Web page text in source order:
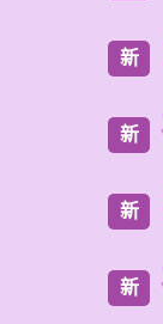
新
新
新
新